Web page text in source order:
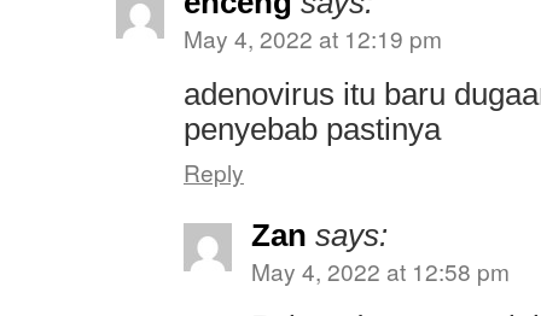
May 4, 2022 at 12:19 pm
adenovirus itu baru
penyebab pastinya
Reply
Zan says:
May 4, 2022 at 12:58 pm